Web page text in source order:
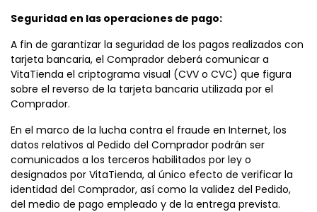
Seguridad en las operaciones de pago:
A fin de garantizar la seguridad de los pagos realizados con
tarjeta bancaria, el Comprador deberá comunicar a
VitaTienda el criptograma visual (CVV o CVC) que figura
sobre el reverso de la tarjeta bancaria utilizada por el
Comprador.
En el marco de la lucha contra el fraude en Internet, los
datos relativos al Pedido del Comprador podrán ser
comunicados a los terceros habilitados por ley o
designados por VitaTienda, al único efecto de verificar la
identidad del Comprador, así como la validez del Pedido,
del medio de pago empleado y de la entrega prevista.